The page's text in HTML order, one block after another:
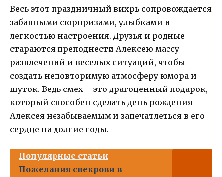
Весь этот праздничный вихрь сопровождается
забавными сюрпризами, улыбками и
легкостью настроения. Друзья и родные
стараются преподнести Алексею массу
развлечений и веселых ситуаций, чтобы
создать неповторимую атмосферу юмора и
шуток. Ведь смех – это драгоценный подарок,
который способен сделать день рождения
Алексея незабываемым и запечатлеться в его
сердце на долгие годы.
Популярные статьи
Пожелания свекрови в